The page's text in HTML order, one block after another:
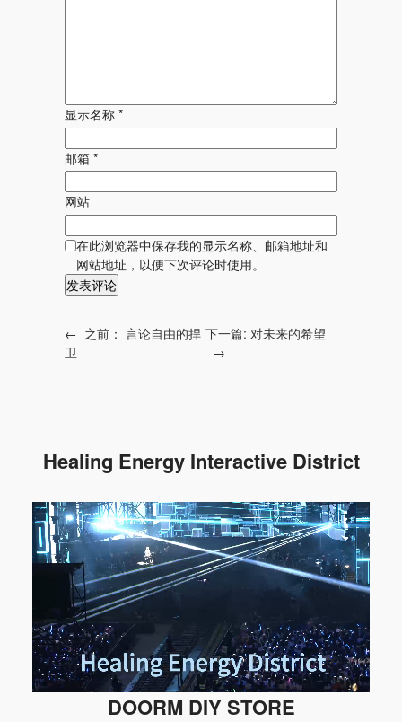
显示名称 *
邮箱 *
网站
在此浏览器中保存我的显示名称、邮箱地址和
网站地址，以便下次评论时使用。
← 之前： 言论自由的捍
卫
下一篇: 对未来的希望
→
Healing Energy Interactive District
DOORM DIY STORE